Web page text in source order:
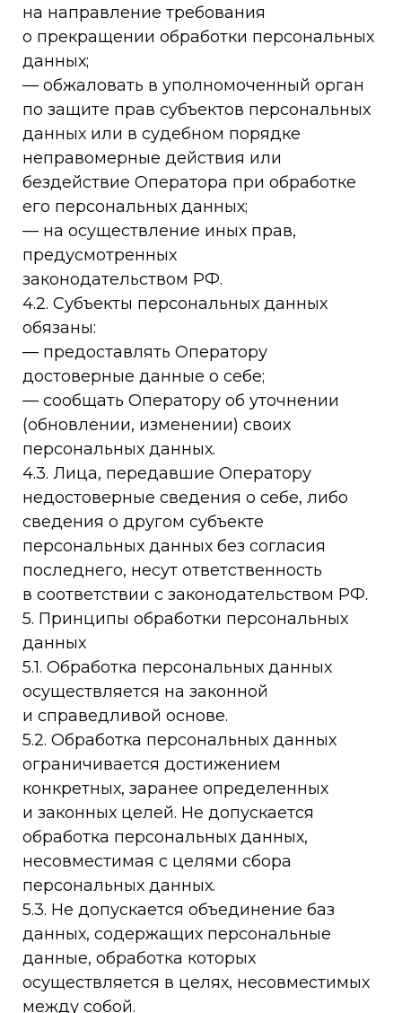
на направление требования
о прекращении обработки персональных
данных;
— обжаловать в уполномоченный орган
по защите прав субъектов персональных
данных или в судебном порядке
неправомерные действия или
бездействие Оператора при обработке
его персональных данных;
— на осуществление иных прав,
предусмотренных
законодательством РФ.
4.2. Субъекты персональных данных
обязаны:
— предоставлять Оператору
достоверные данные о себе;
— сообщать Оператору об уточнении
(обновлении, изменении) своих
персональных данных.
4.3. Лица, передавшие Оператору
недостоверные сведения о себе, либо
сведения о другом субъекте
персональных данных без согласия
последнего, несут ответственность
в соответствии с законодательством РФ.
5. Принципы обработки персональных
данных
5.1. Обработка персональных данных
осуществляется на законной
и справедливой основе.
5.2. Обработка персональных данных
ограничивается достижением
конкретных, заранее определенных
и законных целей. Не допускается
обработка персональных данных,
несовместимая с целями сбора
персональных данных.
5.3. Не допускается объединение баз
данных, содержащих персональные
данные, обработка которых
осуществляется в целях, несовместимых
между собой.